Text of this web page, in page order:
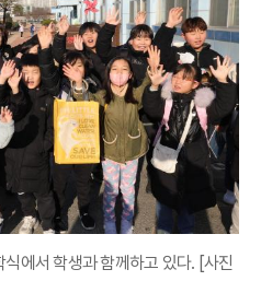
에서 학생과 함께하고 있다. [사진